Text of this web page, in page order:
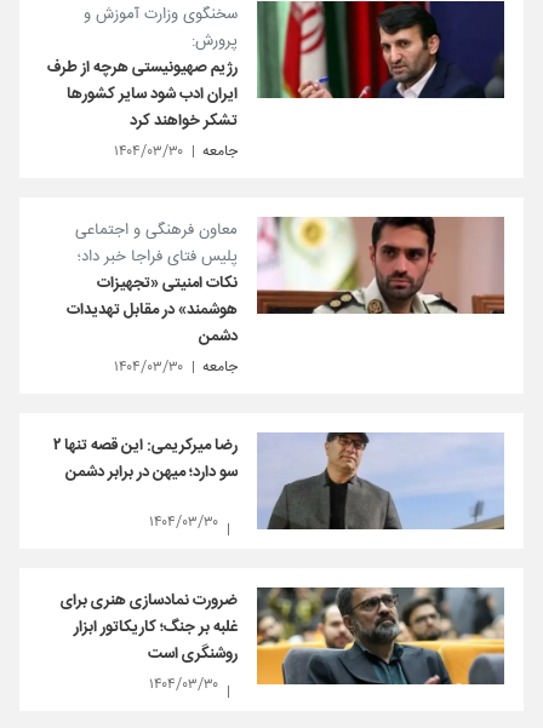
سخنگوی وزارت آموزش و
پرورش:
رژیم صهیونیستی هرچه از طرف
ایران ادب شود سایر کشورها
تشکر خواهند کرد
جامعه ۱۴۰۴/۰۳/۳۰
معاون فرهنگی و اجتماعی
پلیس فتای فراجا خبر داد؛
نکات امنیتی «تجهیزات
هوشمند» در مقابل تهدیدات
دشمن
جامعه ۱۴۰۴/۰۳/۳۰
رضا میرکریمی: این قصه تنها ۲
سو دارد؛ میهن در برابر دشمن
۱۴۰۴/۰۳/۳۰
ضرورت نمادسازی هنری برای
غلبه بر جنگ؛ کاریکاتور ابزار
روشنگری است
۱۴۰۴/۰۳/۳۰